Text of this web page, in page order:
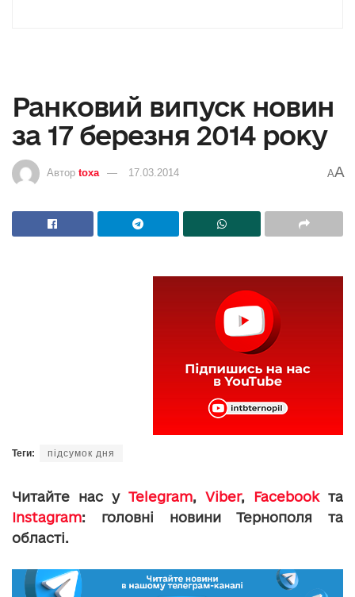
Ранковий випуск новин
за 17 березня 2014 року
Автор toxa 17.03.2014 AA
Теги: підсумок дня
Читайте нас у Telegram, Viber, Facebookта
Instagram: головні новини Тернополя та
області.